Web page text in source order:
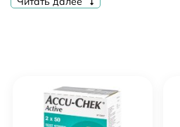
всегда сможете легко и
сахара и других биохимических
Как купить тест